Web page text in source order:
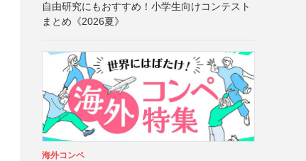
自由研究にもおすすめ！小学生向けコンテスト
まとめ《2026夏》
海外コンペ